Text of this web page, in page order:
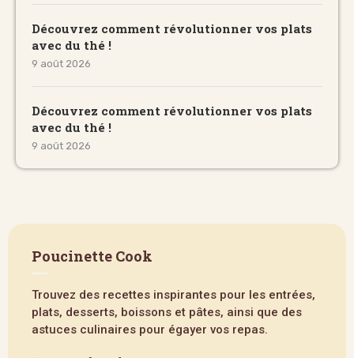
Découvrez comment révolutionner vos plats
avec du thé !
9 août 2026
Découvrez comment révolutionner vos plats
avec du thé !
9 août 2026
Poucinette Cook
Trouvez des recettes inspirantes pour les entrées,
plats, desserts, boissons et pâtes, ainsi que des
astuces culinaires pour égayer vos repas.